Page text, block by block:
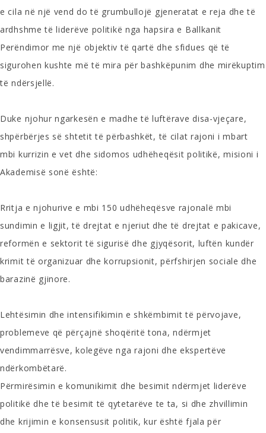
e cila në një vend do të grumbullojë gjeneratat e reja dhe të
ardhshme të liderëve politikë nga hapsira e Ballkanit
Perëndimor me një objektiv të qartë dhe sfidues që të
sigurohen kushte më të mira për bashkëpunim dhe mirëkuptim
të ndërsjellë.
Duke njohur ngarkesën e madhe të luftërave disa-vjeçare,
shpërbërjes së shtetit të përbashkët, të cilat rajoni i mbart
mbi kurrizin e vet dhe sidomos udhëheqësit politikë, misioni i
Akademisë sonë është:
Rritja e njohurive e mbi 150 udhëheqësve rajonalë mbi
sundimin e ligjit, të drejtat e njeriut dhe të drejtat e pakicave,
reformën e sektorit të sigurisë dhe gjyqësorit, luftën kundër
krimit të organizuar dhe korrupsionit, përfshirjen sociale dhe
barazinë gjinore.
Lehtësimin dhe intensifikimin e shkëmbimit të përvojave,
problemeve që përçajnë shoqëritë tona, ndërmjet
vendimmarrësve, kolegëve nga rajoni dhe ekspertëve
ndërkombëtarë.
Përmirësimin e komunikimit dhe besimit ndërmjet liderëve
politikë dhe të besimit të qytetarëve te ta, si dhe zhvillimin
dhe krijimin e konsensusit politik, kur është fjala për